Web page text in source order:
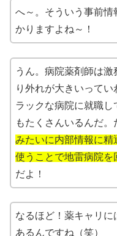
へ～。そういう事前情
かりますよね～！
うん。病院薬剤師は
り外れが大きいって
ラックな病院に就職し
もたくさんいるんだ。
みたいに内部情報に精
使うことで地雷病院を
だよ！
なるほど！薬キャリに
あるんですね（笑）